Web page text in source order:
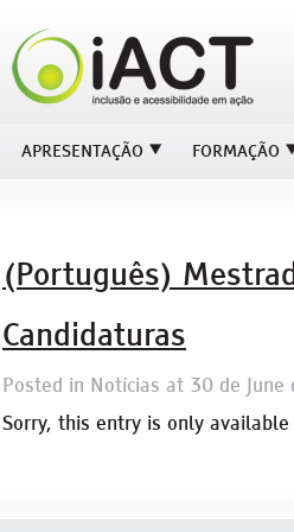
APRESENTAÇÃO FORMAÇÃO
(Português)
Candidaturas
Posted in Notícias at 30 de June
Sorry, this entry is only available